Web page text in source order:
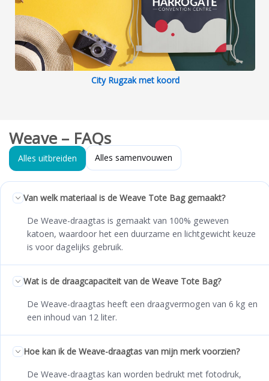
City Rugzak met koord
Weave – FAQs
Alles uitbreiden Alles samenvouwen
Van welk materiaal is de Weave Tote Bag gemaakt?
De Weave-draagtas is gemaakt van 100% geweven
katoen, waardoor het een duurzame en lichtgewicht keuze
is voor dagelijks gebruik.
Wat is de draagcapaciteit van de Weave Tote Bag?
De Weave-draagtas heeft een draagvermogen van 6 kg en
een inhoud van 12 liter.
Hoe kan ik de Weave-draagtas van mijn merk voorzien?
De Weave-draagtas kan worden bedrukt met fotodruk,